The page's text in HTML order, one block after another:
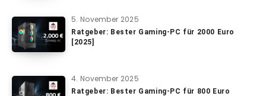
5. November 2025
Ratgeber: Bester Gaming-PC für 2000 Euro
[2025]
4. November 2025
Ratgeber: Bester Gaming-PC für 800 Euro